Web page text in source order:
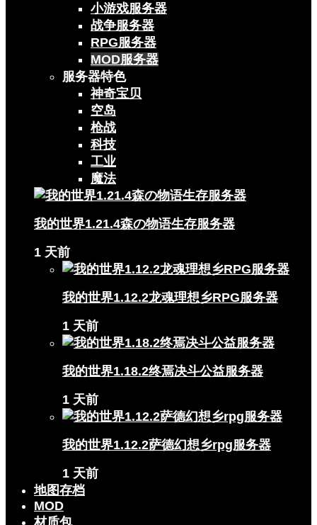
小游戏服务器
战争服务器
RPG服务器
MOD服务器
服务器特色
神奇宝贝
空岛
枪战
科技
工业
魔法
我的世界1.21.4森の物语生存服务器
1 天前
我的世界1.12.2龙魂理想乡RPG服务器
1 天前
我的世界1.18.2终焉决斗公益服务器
1 天前
我的世界1.12.2萨德幻想乡rpg服务器
1 天前
地图存档
MOD